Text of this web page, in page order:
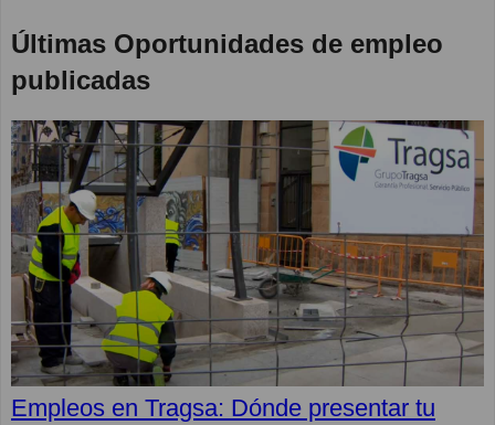
Últimas Oportunidades de empleo
publicadas
Empleos en Tragsa: Dónde presentar tu